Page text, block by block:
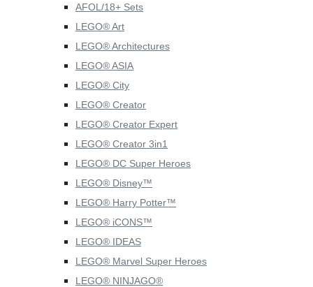
AFOL/18+ Sets
LEGO® Art
LEGO® Architectures
LEGO® ASIA
LEGO® City
LEGO® Creator
LEGO® Creator Expert
LEGO® Creator 3in1
LEGO® DC Super Heroes
LEGO® Disney™
LEGO® Harry Potter™
LEGO® iCONS™
LEGO® IDEAS
LEGO® Marvel Super Heroes
LEGO® NINJAGO®